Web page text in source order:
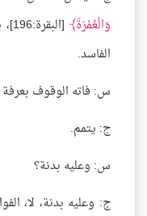
وَالْعُمْرَةَ
الفاسد.
س: فاته الوقوف
ج: يتمم.
س: وعليه بدنة؟
ج: وعليه بدنة، لا،